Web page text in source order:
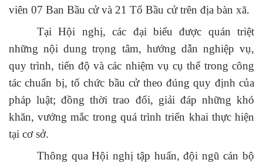
viên 07 Ban Bầu cử và 21 Tổ Bầu cử trên địa bàn xã.
Tại Hội nghị, các đại biểu được quán triệt
những nội dung trọng tâm, hướng dẫn nghiệp vụ,
quy trình, tiến độ và các nhiệm vụ cụ thể trong công
tác chuẩn bị, tổ chức bầu cử theo đúng quy định của
pháp luật; đồng thời trao đổi, giải đáp những khó
khăn, vướng mắc trong quá trình triển khai thực hiện
tại cơ sở.
Thông qua Hội nghị tập huấn, đội ngũ cán bộ